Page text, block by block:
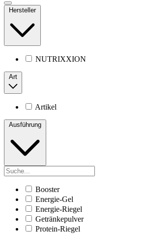
Hersteller
NUTRIXXION
Art
Artikel
Ausführung
Booster
Energie-Gel
Energie-Riegel
Getränkepulver
Protein-Riegel